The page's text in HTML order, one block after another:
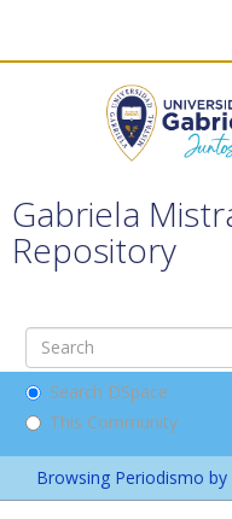
Gabriela
Repository
Search DSpace
This Community
Browsing Periodismo by